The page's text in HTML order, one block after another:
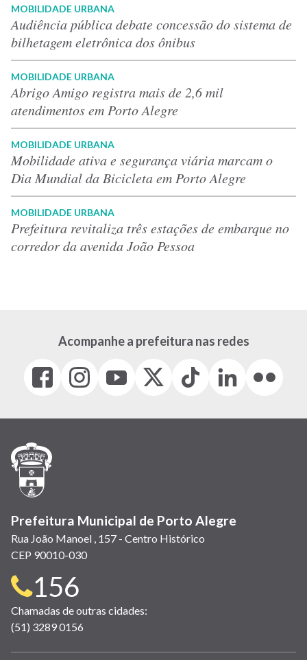
MOBILIDADE URBANA
Audiência pública debate concessão do sistema de
bilhetagem eletrônica dos ônibus
MOBILIDADE URBANA
Abrigo Amigo registra mais de 2,6 mil
atendimentos em Porto Alegre
MOBILIDADE URBANA
Mobilidade ativa e segurança viária marcam o
Dia Mundial da Bicicleta em Porto Alegre
MOBILIDADE URBANA
Prefeitura revitaliza três estações de embarque no
corredor da avenida João Pessoa
Acompanhe a prefeitura nas redes
Facebook
(link
em
janela)
Instagram
(link
em
(link
em
(Antigo
(link
Tiktok
(link
em
LinkedIn
(link
em
(link
em
Prefeitura Municipal de Porto Alegre
Rua João Manoel , 157 - Centro Histórico
CEP 90010-030
Telefone
para
contato:
156
Chamadas de outras cidades:
(51) 3289 0156